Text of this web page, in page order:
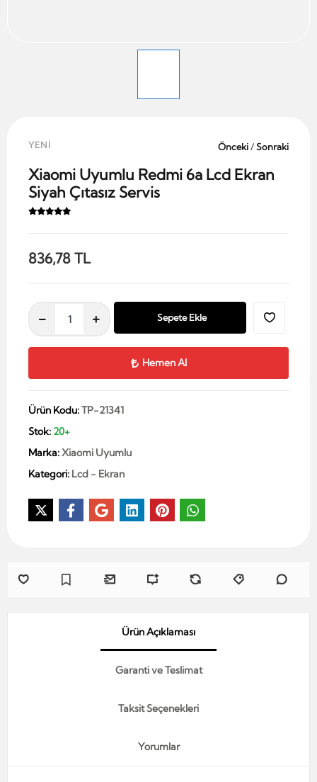
YENİ Önceki/Sonraki
Xiaomi Uyumlu Redmi 6a Lcd Ekran
Siyah Çıtasız Servis
836,78 TL
Sepete Ekle
Hemen Al
Ürün Kodu:TP-21341
Stok: 20+
Marka:Xiaomi Uyumlu
Kategori: Lcd - Ekran
Ürün Açıklaması
Garanti ve Teslimat
Taksit Seçenekleri
Yorumlar